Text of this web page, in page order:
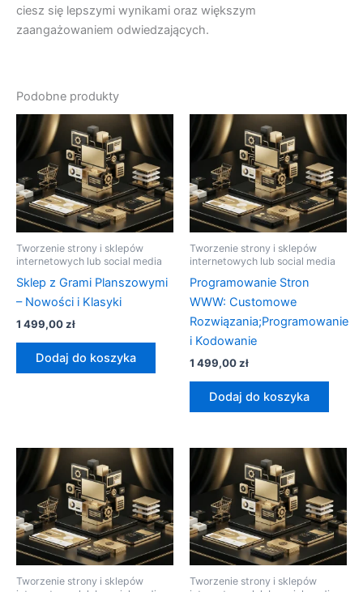
ciesz się lepszymi wynikami oraz większym
zaangażowaniem odwiedzających.
Podobne produkty
Tworzenie strony i sklepów
internetowych lub social media
Sklep z Grami Planszowymi
– Nowości i Klasyki
1 499,00zł
Dodaj do koszyka
Tworzenie strony i sklepów
internetowych lub social media
Programowanie Stron
WWW: Customowe
Rozwiązania;Programowanie
i Kodowanie
1 499,00zł
Dodaj do koszyka
Tworzenie strony i sklepów
Tworzenie strony i sklepów